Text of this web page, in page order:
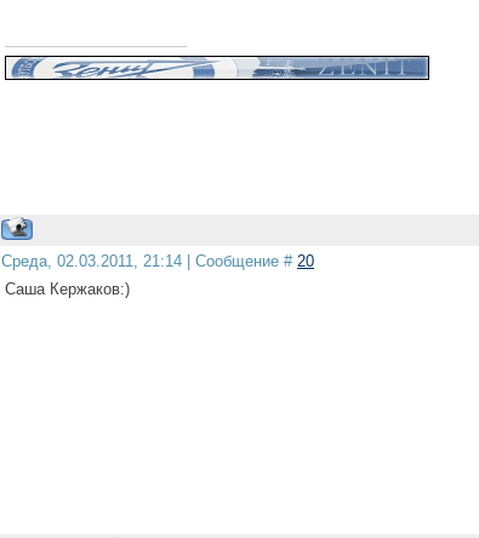
Среда, 02.03.2011, 21:14 | Сообщение # 20
Cаша Кержаков:)